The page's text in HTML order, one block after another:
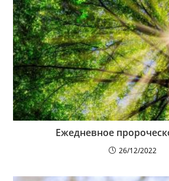
Ежедневное
26/12/2022